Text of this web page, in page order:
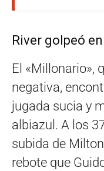
River golpeó
El «Millonario»,
negativa,
jugada sucia y
albiazul. A los
subida de
rebote que